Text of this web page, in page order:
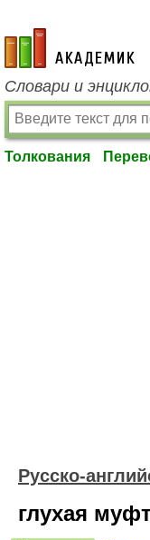
academic.ru
Словари и
Толкования
Русско-
глухая